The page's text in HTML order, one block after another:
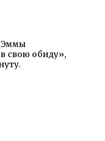
Эммы
свою обиду»,